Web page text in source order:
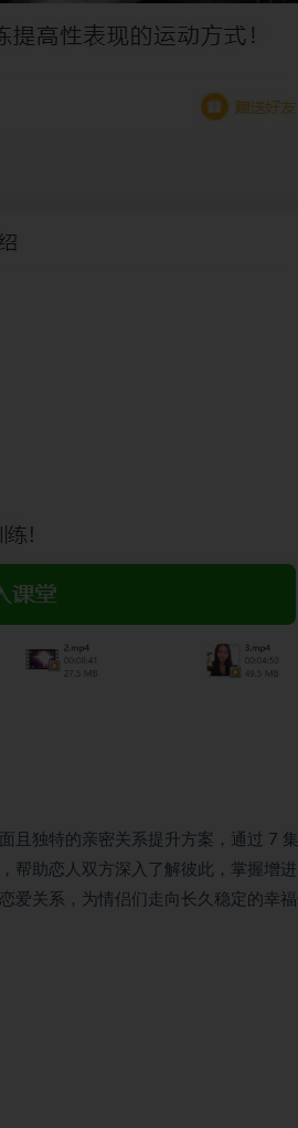
且独特的亲密关系提升方案，通过 7
帮助恋人双方深入了解彼此，掌握增
爱关系，为情侣们走向长久稳定的幸